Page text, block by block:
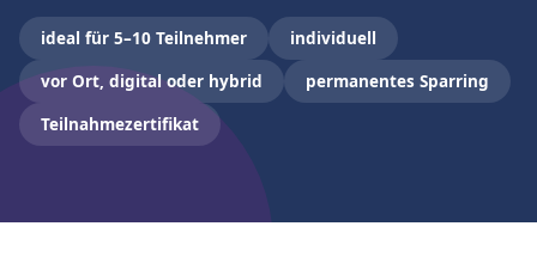
ideal für 5–10 Teilnehmer
individuell
vor Ort, digital oder hybrid
permanentes Sparring
Teilnahmezertifikat